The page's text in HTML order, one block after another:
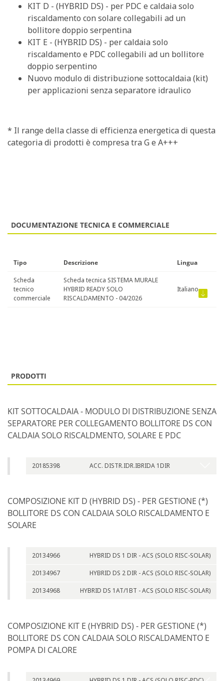
KIT D - (HYBRID DS) - per PDC e caldaia solo
riscaldamento con solare collegabili ad un
bollitore doppio serpentina
KIT E - (HYBRID DS) - per caldaia solo
riscaldamento e PDC collegabili ad un bollitore
doppio serpentino
Nuovo modulo di distribuzione sottocaldaia (kit)
per applicazioni senza separatore idraulico
* Il range della classe di efficienza energetica di questa
categoria di prodotti è compresa tra G e A+++
DOCUMENTAZIONE TECNICA E COMMERCIALE
Tipo Descrizione Lingua
Scheda
tecnico
commerciale
Scheda tecnica SISTEMA MURALE
HYBRID READY SOLO
RISCALDAMENTO - 04/2026
Italiano
PRODOTTI
KIT SOTTOCALDAIA - MODULO DI DISTRIBUZIONE SENZA
SEPARATORE PER COLLEGAMENTO BOLLITORE DS CON
CALDAIA SOLO RISCALDMENTO, SOLARE E PDC
20185398 ACC. DISTR.IDR.IBRIDA 1DIR
COMPOSIZIONE KIT D (HYBRID DS) - PER GESTIONE (*)
BOLLITORE DS CON CALDAIA SOLO RISCALDAMENTO E
SOLARE
20134966 HYBRID DS 1 DIR - ACS (SOLO RISC-SOLAR)
20134967 HYBRID DS 2 DIR - ACS (SOLO RISC-SOLAR)
20134968 HYBRID DS 1AT/1BT - ACS (SOLO RISC-SOLAR)
COMPOSIZIONE KIT E (HYBRID DS) - PER GESTIONE (*)
BOLLITORE DS CON CALDAIA SOLO RISCALDAMENTO E
POMPA DI CALORE